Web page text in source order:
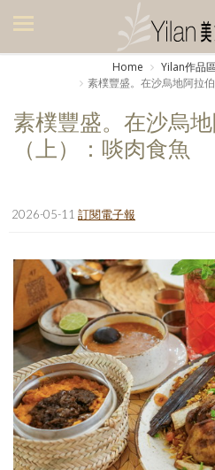
美食集
廚房集
旅遊集
書房集
日記簿
餐桌週記
享樂隨手拍
照相簿
影音區
Home Yilan作品
素樸豐盛。在沙烏地阿拉
素樸豐盛。在沙烏
（上）：啖肉食魚
2026-05-11 訂閱電子報